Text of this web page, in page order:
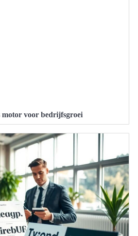
motor voor bedrijfsgroei